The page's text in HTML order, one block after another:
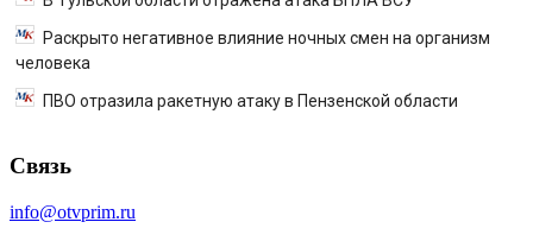
Раскрыто негативное влияние ночных смен на организм
человека
ПВО отразила ракетную атаку в Пензенской области
Связь
info@otvprim.ru